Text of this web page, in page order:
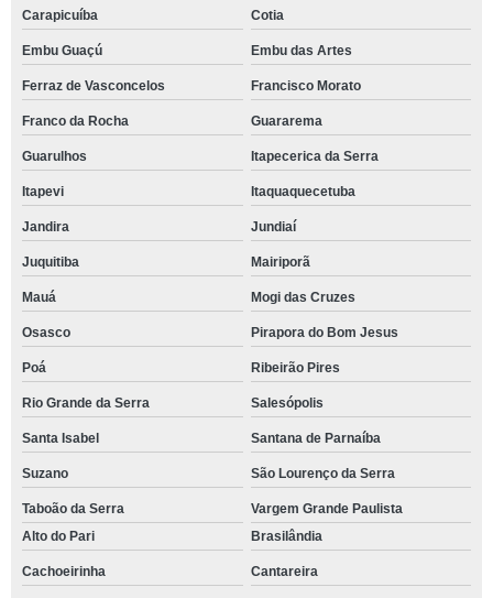
Carapicuíba Cotia
Embu Guaçú Embu das Artes
Ferraz de Vasconcelos Francisco Morato
Franco da Rocha Guararema
Guarulhos Itapecerica da Serra
Itapevi Itaquaquecetuba
Jandira Jundiaí
Juquitiba Mairiporã
Mauá Mogi das Cruzes
Osasco Pirapora do Bom Jesus
Poá Ribeirão Pires
Rio Grande da Serra Salesópolis
Santa Isabel Santana de Parnaíba
Suzano São Lourenço da Serra
Taboão da Serra
Vargem Grande Paulista
Alto do Pari
Brasilândia
Cachoeirinha Cantareira